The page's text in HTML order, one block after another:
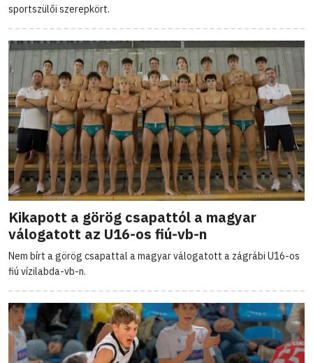
sportszülői szerepkört.
Kikapott a görög csapattól a magyar
válogatott az U16-os fiú-vb-n
Nem bírt a görög csapattal a magyar válogatott a zágrábi U16-os
fiú vízilabda-vb-n.